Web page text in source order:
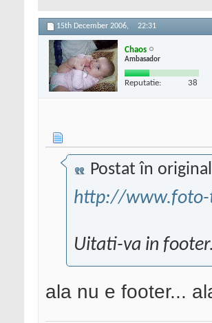
15th December 2006, 22:31
Chaos
Ambasador
Reputatie: 38
Postat în
http://www.foto-
Uitati-va in footer.
ala nu e footer...